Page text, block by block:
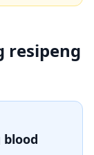
resipeng
blood